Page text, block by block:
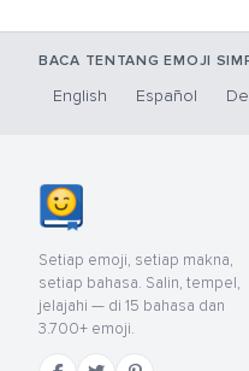
BACA TENTANG EMOJI
English Español
Setiap emoji, setiap makna,
setiap bahasa. Salin, tempel,
jelajahi — di 15 bahasa dan
3.700+ emoji.